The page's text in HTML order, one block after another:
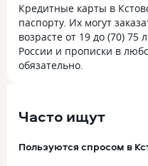
Кредитные карты в
паспорту. Их могут
возрасте от 19 до (70) 75
России и прописки в
обязательно.
Часто ищут
Пользуются спросом в